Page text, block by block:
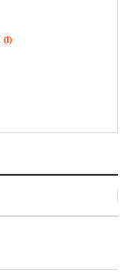
(1)